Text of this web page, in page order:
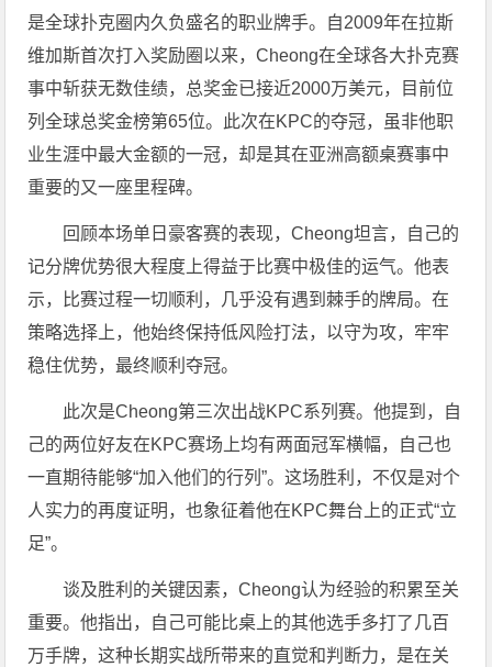
是全球扑克圈内久负盛名的职业牌手。自2009年在拉斯
维加斯首次打入奖励圈以来，Cheong在全球各大扑克赛
事中斩获无数佳绩，总奖金已接近2000万美元，目前位
列全球总奖金榜第65位。此次在KPC的夺冠，虽非他职
业生涯中最大金额的一冠，却是其在亚洲高额桌赛事中
重要的又一座里程碑。
回顾本场单日豪客赛的表现，Cheong坦言，自己的
记分牌优势很大程度上得益于比赛中极佳的运气。他表
示，比赛过程一切顺利，几乎没有遇到棘手的牌局。在
策略选择上，他始终保持低风险打法，以守为攻，牢牢
稳住优势，最终顺利夺冠。
此次是Cheong第三次出战KPC系列赛。他提到，自
己的两位好友在KPC赛场上均有两面冠军横幅，自己也
一直期待能够“加入他们的行列”。这场胜利，不仅是对个
人实力的再度证明，也象征着他在KPC舞台上的正式“立
足”。
谈及胜利的关键因素，Cheong认为经验的积累至关
重要。他指出，自己可能比桌上的其他选手多打了几百
万手牌，这种长期实战所带来的直觉和判断力，是在关